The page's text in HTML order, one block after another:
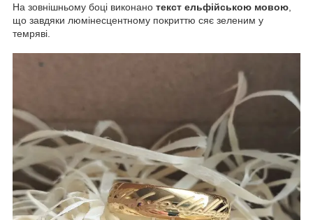
На зовнішньому боці виконано текст ельфійською мовою
що завдяки люмінесцентному покриттю сяє зеленим у
темряві.